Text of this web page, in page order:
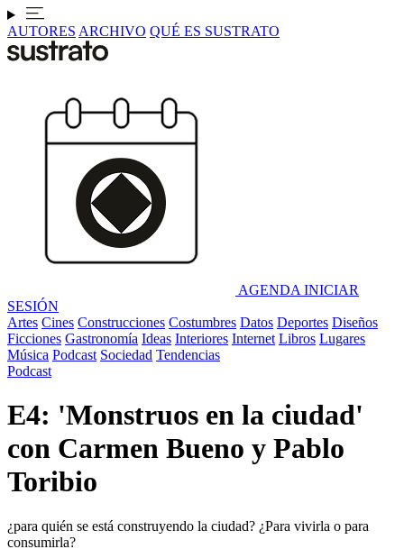
AUTORES ARCHIVO QUÉ ES SUSTRATO
AGENDA INICIAR
SESIÓN
Artes Cines Construcciones Costumbres Datos Deportes Diseños
Ficciones Gastronomía Ideas Interiores Internet Libros Lugares
Música Podcast Sociedad Tendencias
Podcast
E4: 'Monstruos en la ciudad'
con Carmen Bueno y Pablo
Toribio
¿para quién se está construyendo la ciudad? ¿Para vivirla o para
consumirla?